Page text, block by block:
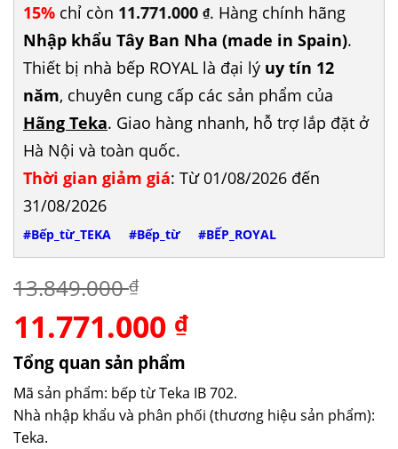
15% chỉ còn 11.771.000 ₫. Hàng chính hãng
Nhập khẩu Tây Ban Nha (made in Spain).
Thiết bị nhà bếp ROYAL là đại lý uy tín 12
năm, chuyên cung cấp các sản phẩm của
Hãng Teka. Giao hàng nhanh, hỗ trợ lắp đặt ở
Hà Nội và toàn quốc.
Thời gian giảm giá: Từ 01/08/2026 đến
31/08/2026
#Bếp_từ_TEKA #Bếp_từ #BẾP_ROYAL
13.849.000₫
Giá
gốc
là:
13.849.000 ₫.
11.771.000 ₫Giá
là:
11.771.000 ₫.
Tổng quan sản phẩm
Mã sản phẩm: bếp từ Teka IB 702.
Nhà nhập khẩu và phân phối (thương hiệu sản phẩm):
Teka.